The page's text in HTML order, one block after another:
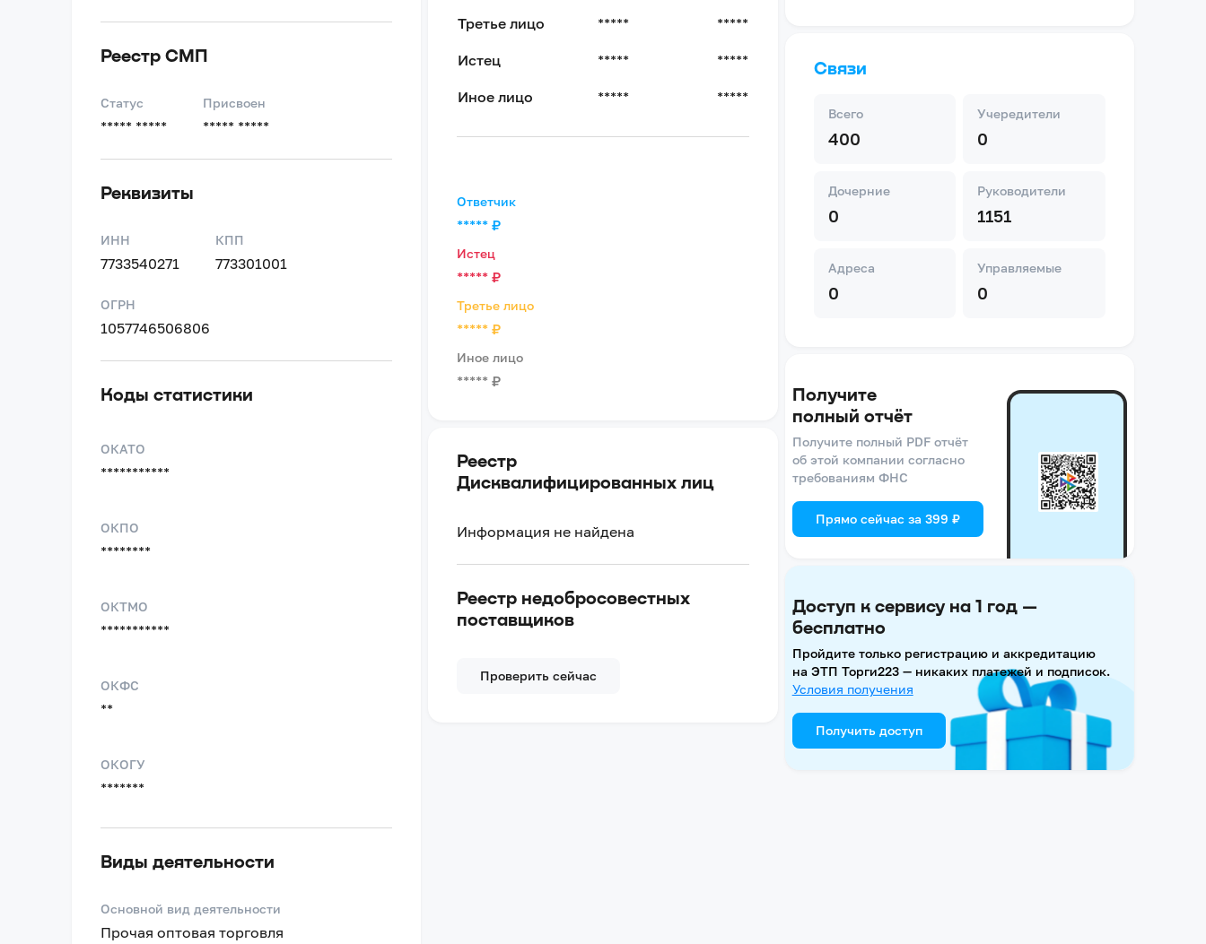
Реестр СМП
Статус
***** *****
Присвоен
***** *****
Реквизиты
ИНН
7733540271
КПП
773301001
ОГРН
1057746506806
Коды статистики
ОКАТО
***********
ОКПО
********
ОКТМО
***********
ОКФС
**
ОКОГУ
*******
Виды деятельности
Основной вид деятельности
Прочая оптовая торговля
Третье лицо ***** *****
Истец ***** *****
Иное лицо ***** *****
Ответчик
***** ₽
Истец
***** ₽
Третье лицо
***** ₽
Иное лицо
***** ₽
Реестр
Дисквалифицированных лиц
Информация не найдена
Реестр недобросовестных
поставщиков
Проверить сейчас
Связи
Всего
400
Учередители
0
Дочерние
0
Руководители
1151
Адреса
0
Управляемые
0
Получите
полный отчёт
Получите полный PDF отчёт
об этой компании согласно
требованиям ФНС
Прямо сейчас за 399 ₽
Доступ к сервису на 1 год —
бесплатно
Пройдите только регистрацию и аккредитацию
на ЭТП Торги223 — никаких платежей и подписок.
Условия получения
Получить доступ